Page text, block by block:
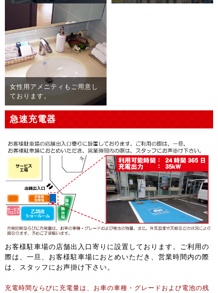
女性用アメニティもご用意し
ております。
急速充電器
お客様駐車場の店舗出入口寄りに設置しております。ご利用の
際は、一旦、お客様駐車場におとめいただき、営業時間内の際
は、スタッフにお声掛け下さい。
充電時間ならびに充電量は、お車の車種・グレードおよび電池の残